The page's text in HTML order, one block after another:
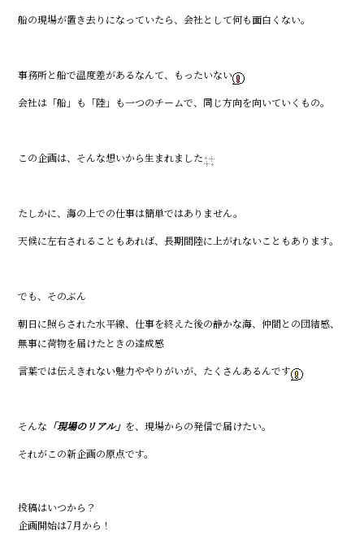
船の現場が置き去りになっていたら、会社として何も面白くない。
事務所と船で温度差があるなんて、もったいない
会社は「船」も「陸」も一つのチームで、同じ方向を向いていくもの。
この企画は、そんな想いから生まれました
たしかに、海の上での仕事は簡単ではありません。
天候に左右されることもあれば、長期間陸に上がれないこともあります。
でも、そのぶん――
朝日に照らされた水平線、仕事を終えた後の静かな海、仲間との団結感、
無事に荷物を届けたときの達成感――
言葉では伝えきれない魅力ややりがいが、たくさんあるんです
そんな 「現場のリアル」 を、現場からの発信で届けたい。
それがこの新企画の原点です。
投稿はいつから？
企画開始は7月から！